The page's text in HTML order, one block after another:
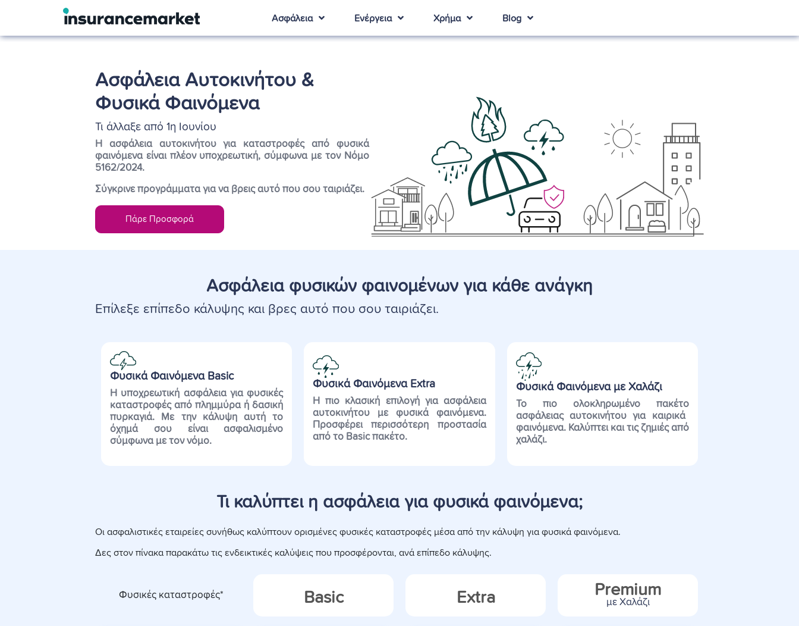
Ασφάλεια Ενέργεια Χρήμα Blog
Ασφάλεια Αυτοκινήτου &
Φυσικά Φαινόμενα
Τι άλλαξε από 1η Ιουνίου
Η ασφάλεια αυτοκινήτου για καταστροφές από φυσικά
φαινόμενα είναι πλέον υποχρεωτική, σύμφωνα με τον Νόμο
5162/2024.
Σύγκρινε προγράμματα για να βρεις αυτό που σου ταιριάζει.
Πάρε Προσφορά
Ασφάλεια φυσικών φαινομένων για κάθε ανάγκη
Επίλεξε επίπεδο κάλυψης και βρες αυτό που σου ταιριάζει.
Φυσικά Φαινόμενα Basic
Η υποχρεωτική ασφάλεια για φυσικές
καταστροφές από πλημμύρα ή δασική
πυρκαγιά. Με την κάλυψη αυτή το
όχημά σου είναιασφαλισμένο
σύμφωνα με τον νόμο.
Φυσικά Φαινόμενα Extra
Η πιο κλασική επιλογή για ασφάλεια
αυτοκινήτου με φυσικά φαινόμενα.
Προσφέρει περισσότερη προστασία
από το Basic πακέτο.
Φυσικά Φαινόμενα με Χαλάζι
Το πιο ολοκληρωμένο πακέτο
ασφάλειας αυτοκινήτου για καιρικά
φαινόμενα. Καλύπτει καιτις ζημιές από
χαλάζι.
Τι καλύπτει η ασφάλεια για φυσικά φαινόμενα;
Οι ασφαλιστικές εταιρείες συνήθως καλύπτουν ορισμένες φυσικές καταστροφές μέσα από την κάλυψη για φυσικά φαινόμενα.
Δες στον πίνακα παρακάτω τις ενδεικτικές καλύψεις που προσφέρονται, ανά επίπεδο κάλυψης.
Φυσικές καταστροφές* Basic Extra Premium
με Χαλάζι